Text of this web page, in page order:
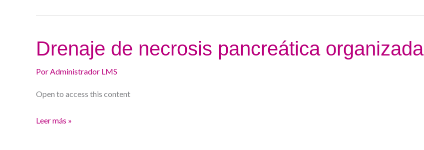
Drenaje de necrosis pancreática organizada
PorAdministrador LMS
Open to access this content
Drenaje
de
necrosis
organizada
Leer más »